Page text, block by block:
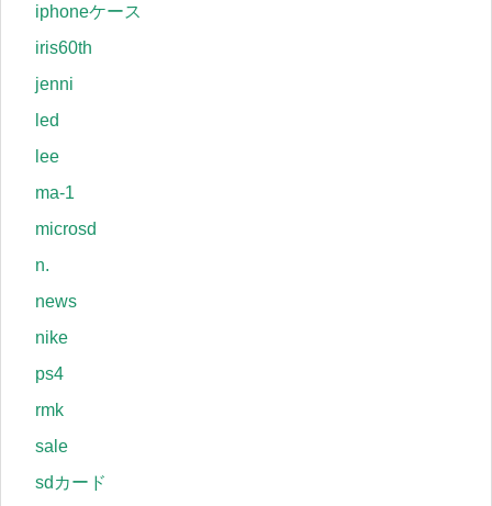
iphoneケース
iris60th
jenni
led
lee
ma-1
microsd
n.
news
nike
ps4
rmk
sale
sdカード